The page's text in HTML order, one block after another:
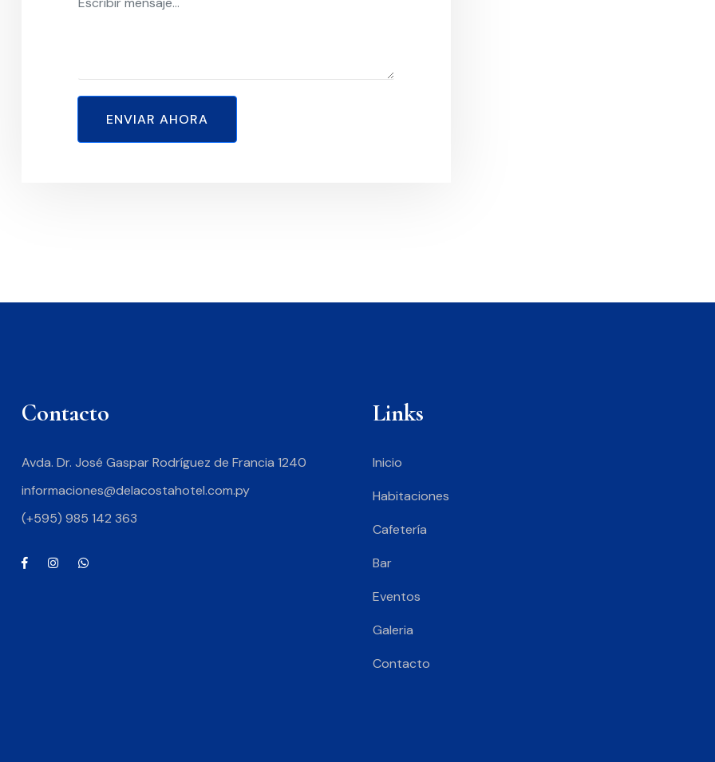
ENVIAR AHORA
Contacto
Avda. Dr. José Gaspar Rodríguez de Francia 1240
informaciones@delacostahotel.com.py
(+595) 985 142 363
Links
Inicio
Habitaciones
Cafetería
Bar
Eventos
Galeria
Contacto